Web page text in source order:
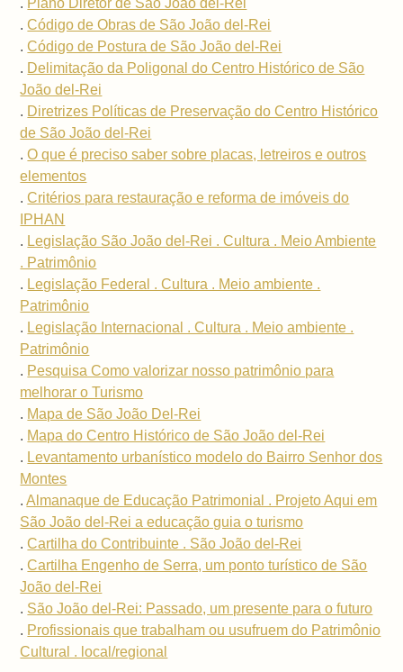
. Plano Diretor de São João del-Rei
.Código de Obras de São João del-Rei
.Código de Postura de São João del-Rei
. Delimitação da Poligonal do Centro Histórico de São
João del-Rei
. Diretrizes Políticas de Preservação do Centro Histórico
de São João del-Rei
.O que é preciso saber sobre placas, letreiros e outros
elementos
.Critérios para restauração e reforma de imóveis do
IPHAN
. Legislação São João del-Rei . Cultura . Meio Ambiente
. Patrimônio
. Legislação Federal . Cultura . Meio ambiente .
Patrimônio
. Legislação Internacional . Cultura . Meio ambiente .
Patrimônio
. Pesquisa Como valorizar nosso patrimônio para
melhorar o Turismo
. Mapa de São João Del-Rei
. Mapa do Centro Histórico de São João del-Rei
. Levantamento urbanístico modelo do Bairro Senhor dos
Montes
.Almanaque de Educação Patrimonial . Projeto Aqui em
São João del-Rei a educação guia o turismo
.Cartilha do Contribuinte . São João del-Rei
.Cartilha Engenho de Serra, um ponto turístico de São
João del-Rei
. São João del-Rei: Passado, um presente para o futuro
. Profissionais que trabalham ou usufruem do Patrimônio
Cultural . local/regional